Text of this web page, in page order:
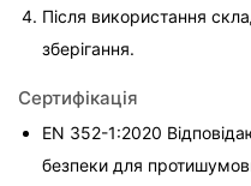
Після використання
зберігання.
Сертифікація
EN 352-1:2020
безпеки для